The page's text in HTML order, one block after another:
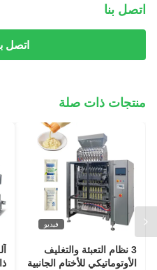
اتصل بنا
اتصل
منتجات ذات صلة
فيديو
3 نظام التعبئة والتغليف
الأوتوماتيكي للأختام الجانبية